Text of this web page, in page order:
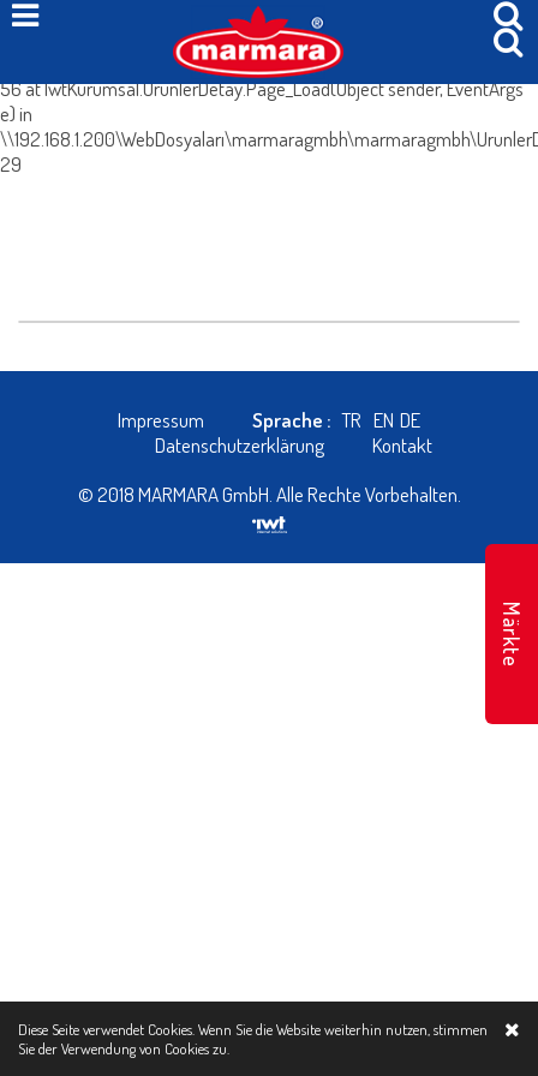
System.Web.HttpException (0x80004005): Böyle bir içerik yok. at
IwtKurumsal.UrunlerDetay.IcerikleriGetir() in
56 at IwtKurumsal.UrunlerDetay.Page_Load(Object sender, EventArgs
e) in
29
Impressum Sprache : TR EN DE
Datenschutzerklärung
Kontakt
© 2018 MARMARA GmbH. Alle Rechte Vorbehalten.
Diese Seite verwendet Cookies. Wenn Sie die Website weiterhin nutzen, stimmen
Sie der Verwendung von Cookies zu.
Märkte